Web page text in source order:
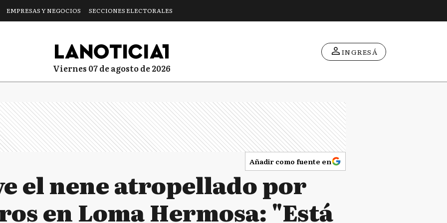
EMPRESAS Y NEGOCIOS SECCIONES ELECTORALES
viernes 07 de agosto de 2026
INGRESÁ
Añadir como fuente en
el nene atropellado por
en Loma Hermosa: "Está